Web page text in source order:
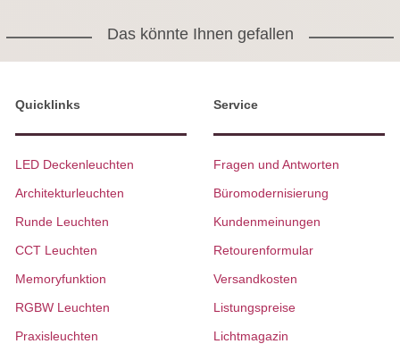
Das könnte Ihnen gefallen
Quicklinks
LED Deckenleuchten
Architekturleuchten
Runde Leuchten
CCT Leuchten
Memoryfunktion
RGBW Leuchten
Praxisleuchten
Service
Fragen und Antworten
Büromodernisierung
Kundenmeinungen
Retourenformular
Versandkosten
Listungspreise
Lichtmagazin